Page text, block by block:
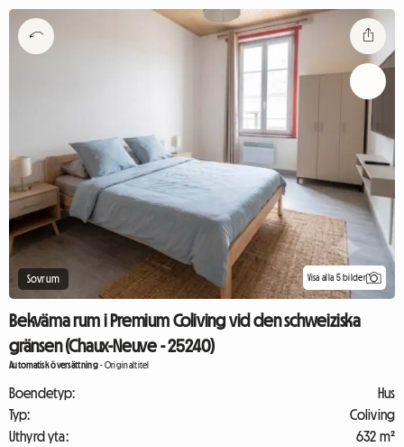
Sovrum Visa alla 5 bilder
Bekväma rum i Premium Coliving vid den schweiziska
gränsen (Chaux-Neuve - 25240)
Automatisk översättning-Originaltitel
Boendetyp:
Hus
Typ:
Coliving
Uthyrd yta:
632 m²